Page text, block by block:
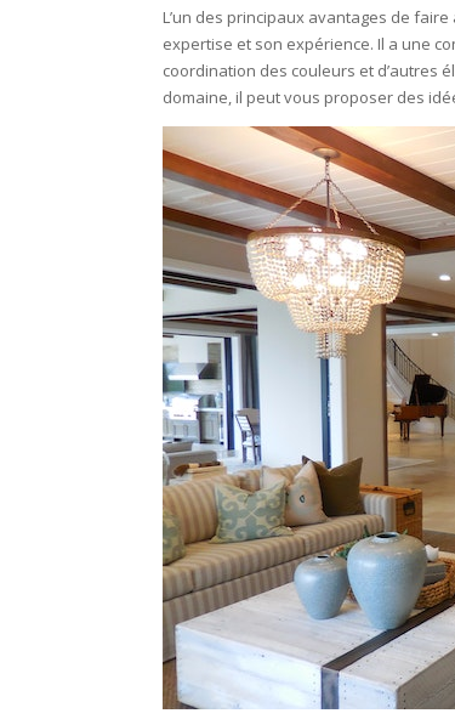
L’un des principaux avantages de
expertise et son expérience. Il a une
coordination des couleurs et d’autres
domaine, il peut vous proposer des